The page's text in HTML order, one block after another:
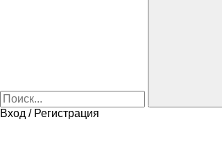
Вход / Регистрация